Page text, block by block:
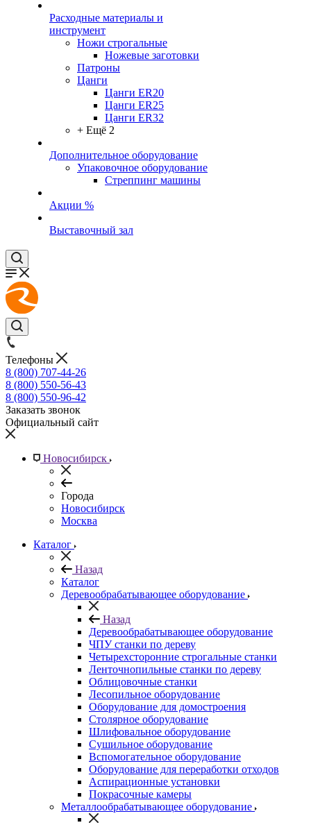
Расходные материалы и
инструмент
Ножи строгальные
Ножевые заготовки
Патроны
Цанги
Цанги ER20
Цанги ER25
Цанги ER32
+ Ещё 2
Дополнительное оборудование
Упаковочное оборудование
Стреппинг машины
Акции %
Выставочный зал
Телефоны
8 (800) 707-44-26
8 (800) 550-56-43
8 (800) 550-96-42
Заказать звонок
Официальный сайт
Новосибирск
Города
Новосибирск
Москва
Каталог
Назад
Каталог
Деревообрабатывающее оборудование
Назад
Деревообрабатывающее оборудование
ЧПУ станки по дереву
Четырехсторонние строгальные станки
Ленточнопильные станки по дереву
Облицовочные станки
Лесопильное оборудование
Оборудование для домостроения
Столярное оборудование
Шлифовальное оборудование
Сушильное оборудование
Вспомогательное оборудование
Оборудование для переработки отходов
Аспирационные установки
Покрасочные камеры
Металлообрабатывающее оборудование